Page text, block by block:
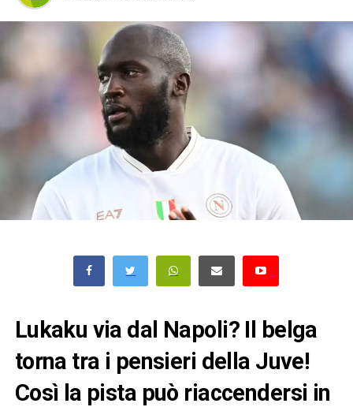
Lukaku via dal Napoli? Il belga
torna tra i pensieri della Juve!
Così la pista può riaccendersi in